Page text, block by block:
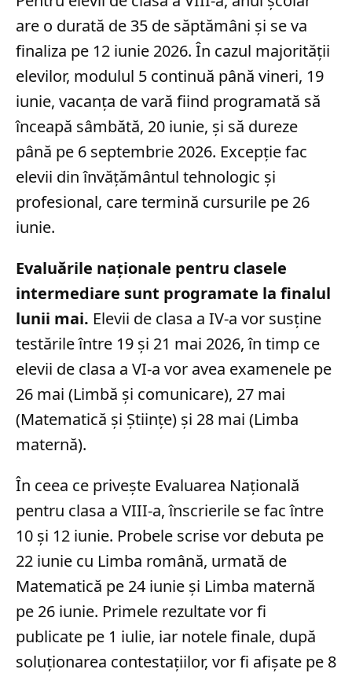
are o durată de 35 de săptămâni și se va
finaliza pe 12 iunie 2026. În cazul majorității
elevilor, modulul 5 continuă până vineri, 19
iunie, vacanța de vară fiind programată să
înceapă sâmbătă, 20 iunie, și să dureze
până pe 6 septembrie 2026. Excepție fac
elevii din învățământul tehnologic și
profesional, care termină cursurile pe 26
iunie.
Evaluările naționale pentru clasele
intermediare sunt programate la finalul
lunii mai. Elevii de clasa a IV-a vor susține
testările între 19 și 21 mai 2026, în timp ce
elevii de clasa a VI-a vor avea examenele pe
26 mai (Limbă și comunicare), 27 mai
(Matematică și Științe) și 28 mai (Limba
maternă).
În ceea ce privește Evaluarea Națională
pentru clasa a VIII-a, înscrierile se fac între
10 și 12 iunie. Probele scrise vor debuta pe
22 iunie cu Limba română, urmată de
Matematică pe 24 iunie și Limba maternă
pe 26 iunie. Primele rezultate vor fi
publicate pe 1 iulie, iar notele finale, după
soluționarea contestațiilor, vor fi afișate pe 8